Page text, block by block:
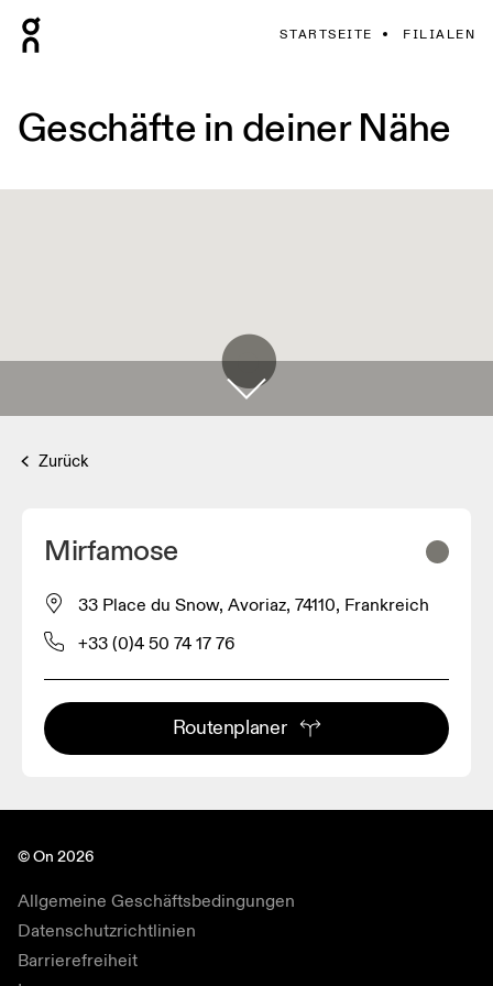
STARTSEITE FILIALEN
Geschäfte in deiner Nähe
Zurück
Mirfamose
33 Place du Snow, Avoriaz, 74110, Frankreich
+33 (0)4 50 74 17 76
Routenplaner
© On 2026
Allgemeine Geschäftsbedingungen
Datenschutzrichtlinien
Barrierefreiheit